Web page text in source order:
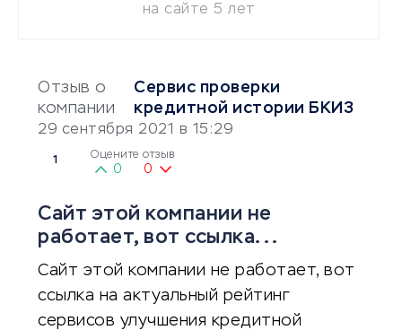
Отзыв о
компании
Сервис проверки
кредитной истории БКИ3
29 сентября 2021 в 15:29
1 Оцените отзыв
0 0
Cайт этой компании не
работает, вот ссылка...
Cайт этой компании не работает, вот
ссылка на актуальный рейтинг
сервисов улучшения кредитной
на сайте 5 лет